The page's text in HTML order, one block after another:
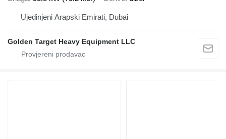
Ujedinjeni Arapski Emirati, Dubai
Golden Target Heavy Equipment LLC